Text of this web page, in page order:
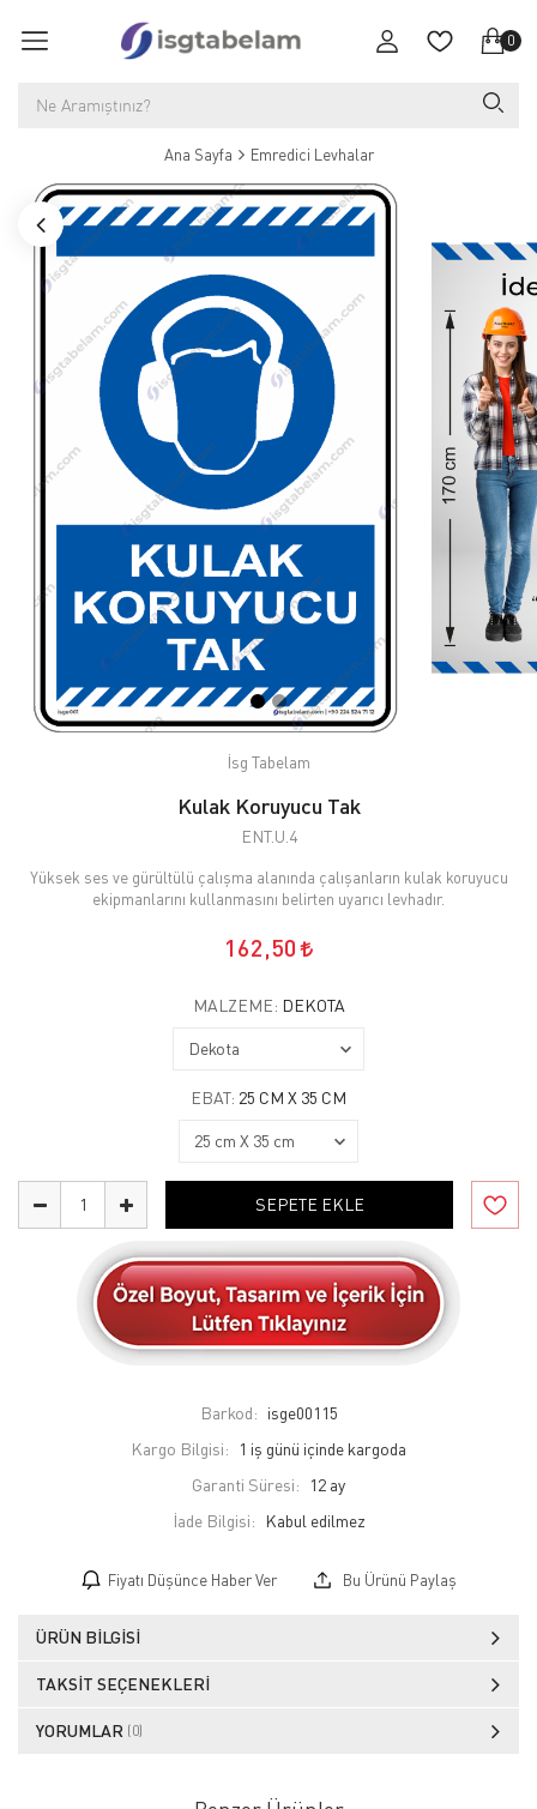
0
Ana Sayfa Emredici Levhalar
İsg Tabelam
Kulak Koruyucu Tak
ENT.U.4
Yüksek ses ve gürültülü çalışma alanında çalışanların kulak koruyucu
ekipmanlarını kullanmasını belirten uyarıcı levhadır.
162,50
MALZEME: DEKOTA
EBAT: 25 CM X 35 CM
SEPETE EKLE
Barkod: isge00115
Kargo Bilgisi:
1 iş günü içinde kargoda
Garanti Süresi:
12 ay
İade Bilgisi:
Fiyatı Düşünce Haber Ver Bu Ürünü Paylaş
ÜRÜN BILGISI
TAKSIT SEÇENEKLERI
YORUMLAR (0)